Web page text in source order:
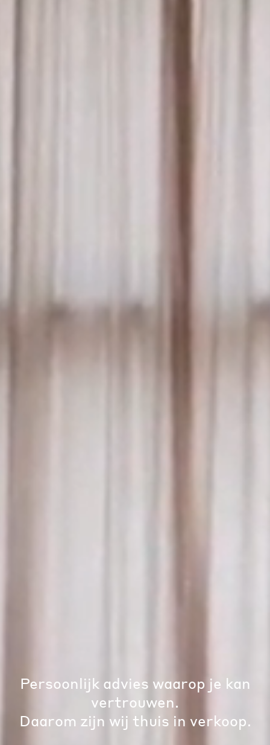
Persoonlijk advies waarop je kan
vertrouwen.
Daarom zijn wij thuis in verkoop.